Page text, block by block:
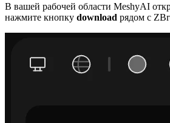
В вашей рабочей области MeshyAI
нажмите кнопку download рядом с